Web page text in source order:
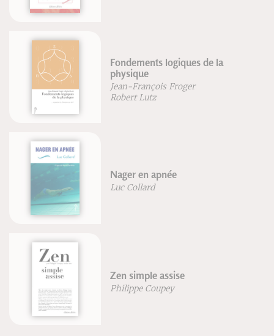
Fondements logiques de la
physique
Jean-François Froger
Robert Lutz
Nager en apnée
Luc Collard
Zen simple assise
Philippe Coupey